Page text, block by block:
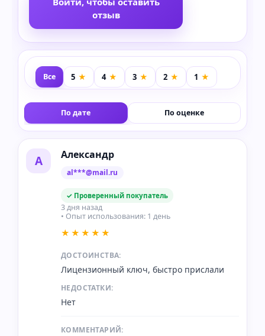
отзыв
Все
По дате По оценке
А Александр
al***@mail.ru
✓ Проверенный покупатель
3 дня назад
• Опыт использования: 1 день
★★★★★
ДОСТОИНСТВА:
Лицензионный ключ, быстро прислали
НЕДОСТАТКИ:
Нет
КОММЕНТАРИЙ: